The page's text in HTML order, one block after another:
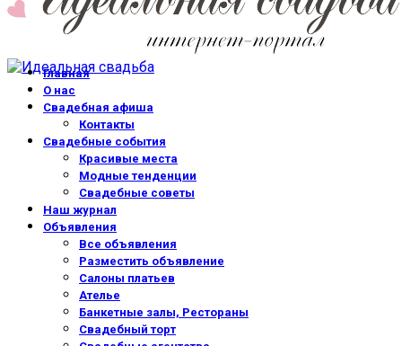
Главная
О нас
Свадебная афиша
Контакты
Свадебные события
Красивые места
Модные тенденции
Свадебные советы
Наш журнал
Объявления
Все объявления
Разместить объявление
Салоны платьев
Ателье
Банкетные залы, Рестораны
Свадебный торт